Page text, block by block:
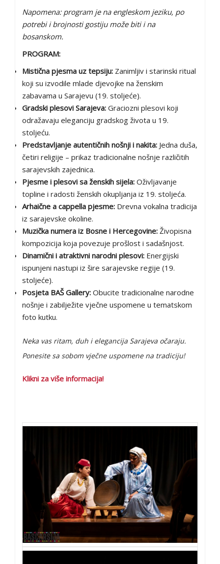
Napomena: program je na engleskom jeziku, po
potrebi i brojnosti gostiju može biti i na
bosanskom.
PROGRAM:
Mistična pjesma uz tepsiju: Zanimljiv i starinski ritual
koji su izvodile mlade djevojke na ženskim
zabavama u Sarajevu (19. stoljeće).
Gradski plesovi Sarajeva: Graciozni plesovi koji
odražavaju eleganciju gradskog života u 19.
stoljeću.
Predstavljanje autentičnih nošnji i nakita: Jedna duša,
četiri religije – prikaz tradicionalne nošnje različitih
sarajevskih zajednica.
Pjesme i plesovi sa ženskih sijela: Oživljavanje
topline i radosti ženskih okupljanja iz 19. stoljeća.
Arhaične a cappella pjesme: Drevna vokalna tradicija
iz sarajevske okoline.
Muzička numera iz Bosne i Hercegovine: Živopisna
kompozicija koja povezuje prošlost i sadašnjost.
Dinamični i atraktivni narodni plesovi: Energijski
ispunjeni nastupi iz šire sarajevske regije (19.
stoljeće).
Posjeta BAŠ Gallery: Obucite tradicionalne narodne
nošnje i zabilježite vječne uspomene u tematskom
foto kutku.
Neka vas ritam, duh i elegancija Sarajeva očaraju.
Ponesite sa sobom vječne uspomene na tradiciju!
Klikni za više informacija!